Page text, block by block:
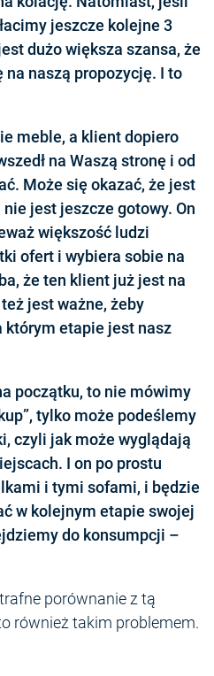
jeszcze kolejne 3
dużo większa szansa, że
naszą propozycję. I to
meble, a klient dopiero
na Waszą stronę i od
Może się okazać, że jest
nie jest jeszcze gotowy. On
większość ludzi
ofert i wybiera sobie na
że ten klient już jest na
jest ważne, żeby
którym etapie jest nasz
początku, to nie mówimy
tylko może podeślemy
czyli jak może wyglądają
I on po prostu
i tymi sofami, i będzie
w kolejnym etapie swojej
do konsumpcji –
porównanie z tą
również takim problemem.